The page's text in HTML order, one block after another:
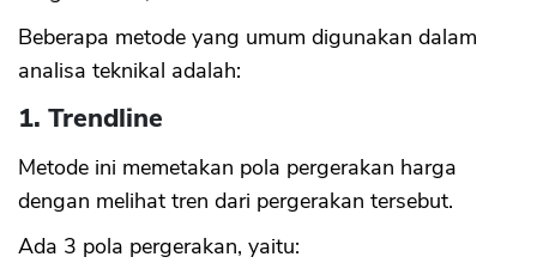
Beberapa metode yang umum digunakan dalam
analisa teknikal adalah:
1. Trendline
Metode ini memetakan pola pergerakan harga
dengan melihat tren dari pergerakan tersebut.
Ada 3 pola pergerakan, yaitu:
OK
CANCEL